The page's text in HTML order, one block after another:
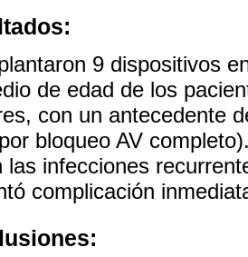
9 dispositivos
de edad de los
con un antecedente
bloqueo AV
las infecciones
complicación